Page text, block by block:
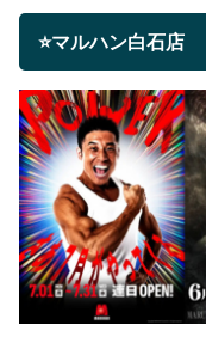
⭐マルハン白石店